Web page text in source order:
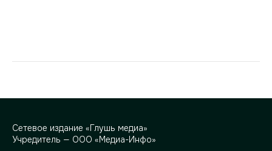
Сетевое издание «Глушь медиа»
Учредитель — ООО «Медиа-Инфо»